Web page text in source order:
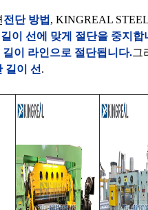
전단 방법 , KINGREAL STEEL
길이 선에 맞게 절단을 중지합
이 라인으로 절단됩니다.그
길이 선 .